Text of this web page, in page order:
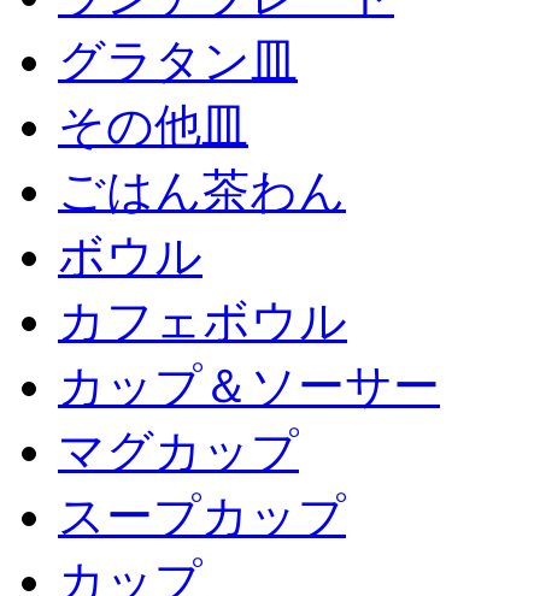
グラタン皿
その他皿
ごはん茶わん
ボウル
カフェボウル
カップ＆ソーサー
マグカップ
スープカップ
カップ